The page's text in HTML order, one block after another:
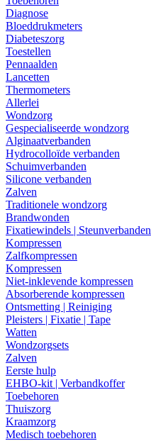
Diagnose
Bloeddrukmeters
Diabeteszorg
Toestellen
Pennaalden
Lancetten
Thermometers
Allerlei
Wondzorg
Gespecialiseerde wondzorg
Alginaatverbanden
Hydrocolloïde verbanden
Schuimverbanden
Silicone verbanden
Zalven
Traditionele wondzorg
Brandwonden
Fixatiewindels | Steunverbanden
Kompressen
Zalfkompressen
Kompressen
Niet-inklevende kompressen
Absorberende kompressen
Ontsmetting | Reiniging
Pleisters | Fixatie | Tape
Watten
Wondzorgsets
Zalven
Eerste hulp
EHBO-kit | Verbandkoffer
Toebehoren
Thuiszorg
Kraamzorg
Medisch toebehoren